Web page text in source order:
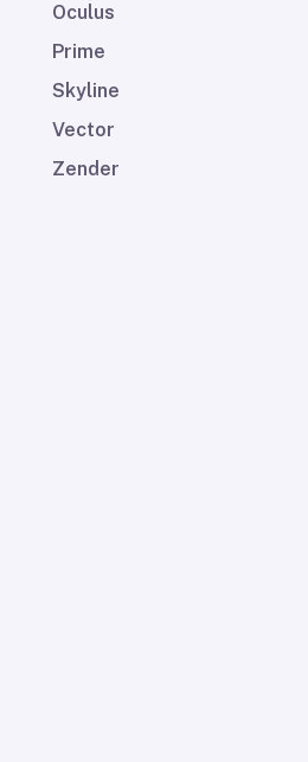
Oculus
Prime
Skyline
Vector
Zender